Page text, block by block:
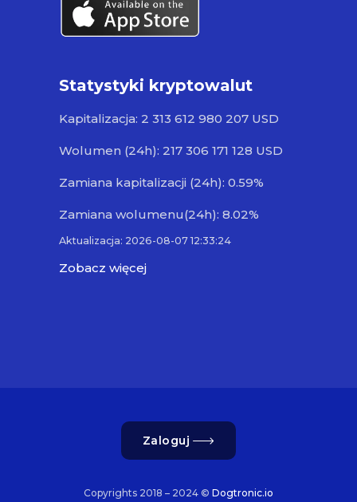
Statystyki kryptowalut
Kapitalizacja: 2 313 612 980 207 USD
Wolumen (24h): 217 306 171 128 USD
Zamiana kapitalizacji (24h): 0.59%
Zamiana wolumenu(24h): 8.02%
Aktualizacja: 2026-08-07 12:33:24
Zobacz więcej
Zaloguj
Copyrights 2018 – 2024 © Dogtronic.io